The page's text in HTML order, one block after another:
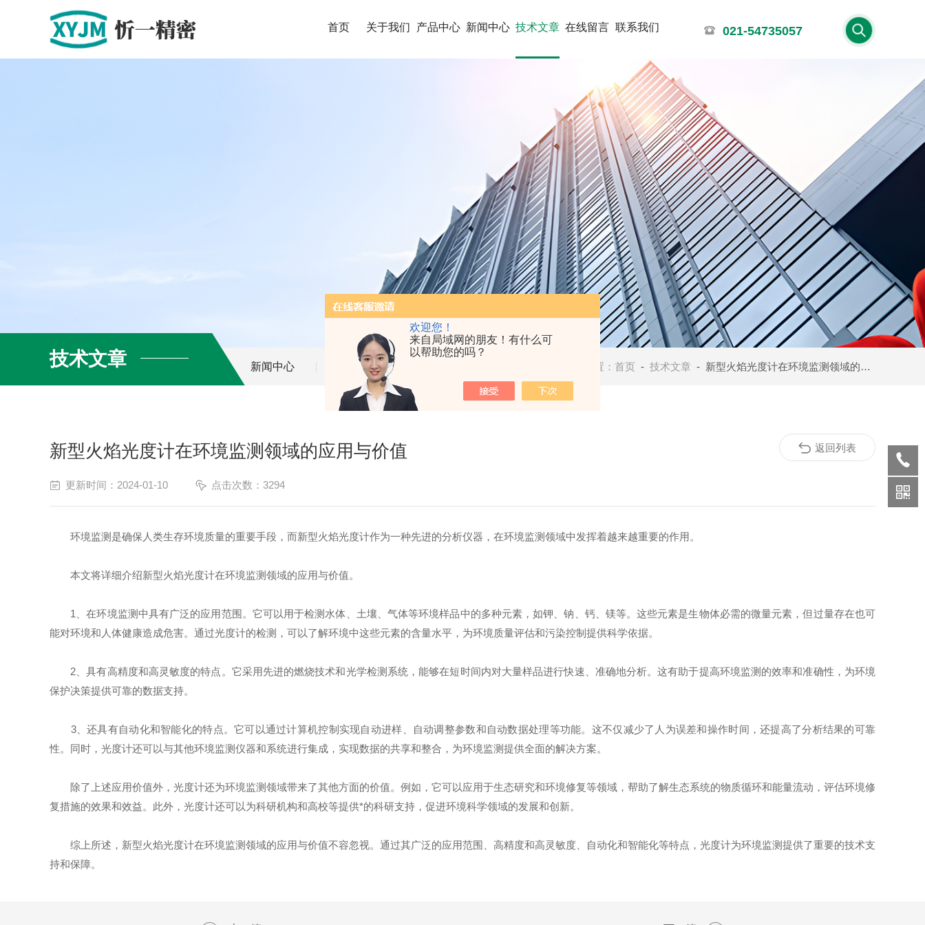
欢迎您！
来自局域网的朋友！有什么可
以帮助您的吗？
首页 关于我们 产品中心 新闻中心 技术文章 在线留言 联系我们 021-54735057
技术文章 新闻中心 技术文章 当前位置： 首页 - 技术文章 - 新型火焰光度计在环境监测领域的应用与价值
新型火焰光度计在环境监测领域的应用与价值
更新时间：2024-01-10 点击次数：3294
环境监测是确保人类生存环境质量的重要手段，而新型火焰光度计作为一种先进的分析仪器，在环境监测领域中发挥着越来越重要的作用。
本文将详细介绍新型火焰光度计在环境监测领域的应用与价值。
1、在环境监测中具有广泛的应用范围。它可以用于检测水体、土壤、气体等环境样品中的多种元素，如钾、钠、钙、镁等。这些元素是生物体必需的微量元素，但过量存在也可
能对环境和人体健康造成危害。通过光度计的检测，可以了解环境中这些元素的含量水平，为环境质量评估和污染控制提供科学依据。
2、具有高精度和高灵敏度的特点。它采用先进的燃烧技术和光学检测系统，能够在短时间内对大量样品进行快速、准确地分析。这有助于提高环境监测的效率和准确性，为环境
保护决策提供可靠的数据支持。
3、还具有自动化和智能化的特点。它可以通过计算机控制实现自动进样、自动调整参数和自动数据处理等功能。这不仅减少了人为误差和操作时间，还提高了分析结果的可靠
性。同时，光度计还可以与其他环境监测仪器和系统进行集成，实现数据的共享和整合，为环境监测提供全面的解决方案。
除了上述应用价值外，光度计还为环境监测领域带来了其他方面的价值。例如，它可以应用于生态研究和环境修复等领域，帮助了解生态系统的物质循环和能量流动，评估环境修
复措施的效果和效益。此外，光度计还可以为科研机构和高校等提供*的科研支持，促进环境科学领域的发展和创新。
综上所述，新型火焰光度计在环境监测领域的应用与价值不容忽视。通过其广泛的应用范围、高精度和高灵敏度、自动化和智能化等特点，光度计为环境监测提供了重要的技术支
持和保障。
返回列表